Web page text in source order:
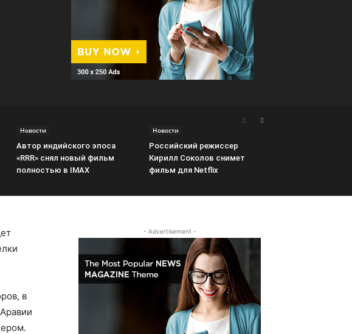
Новости
Автор индийского эпоса
«RRR» снял новый фильм
полностью в IMAX
Новости
Российский режиссер
Кирилл Соколов снимет
фильм для Netflix
в
- Advertisement -